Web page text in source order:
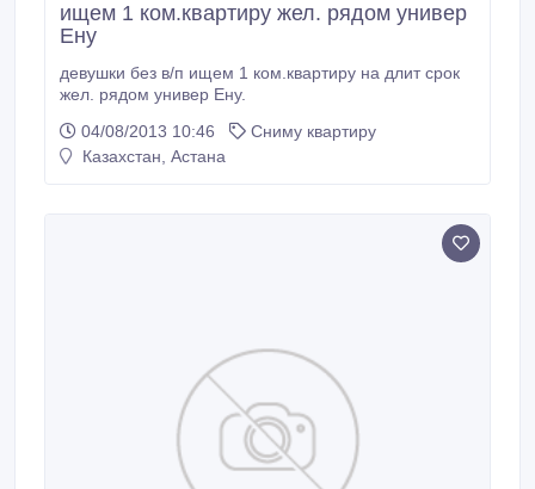
ищем 1 ком.квартиру жел. рядом универ
Ену
девушки без в/п ищем 1 ком.квартиру на длит срок
жел. рядом универ Ену.
04/08/2013 10:46
Сниму квартиру
Казахстан, Астана